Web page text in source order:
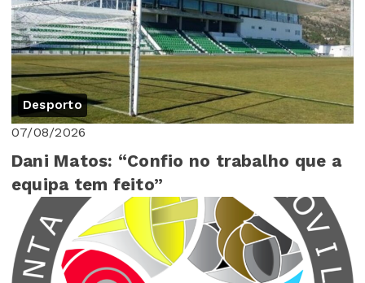
Desporto
07/08/2026
Dani Matos: “Confio no trabalho que a
equipa tem feito”